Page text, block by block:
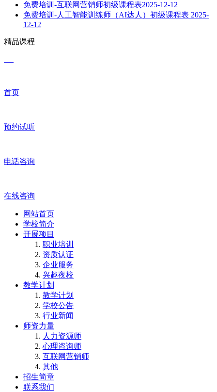
免费培训-互联网营销师初级课程表​2025-12-12
免费培训-人工智能训练师（AI达人）初级课程表 2025-
12-12
精品课程
首页
预约试听
电话咨询
在线咨询
网站首页
学校简介
开展项目
职业培训
资质认证
企业服务
兴趣夜校
教学计划
教学计划
学校公告
行业新闻
师资力量
人力资源师
心理咨询师
互联网营销师
其他
招生简章
联系我们